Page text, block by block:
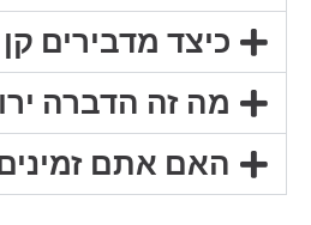
כיצד מדבירים
מה זה הדברה
האם אתם